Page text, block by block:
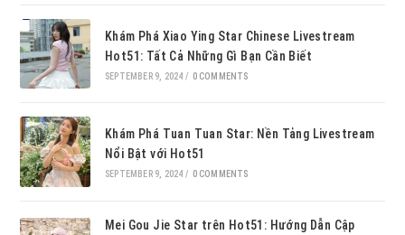
Khám Phá Xiao Ying Star Chinese Livestream
Hot51: Tất Cả Những Gì Bạn Cần Biết
SEPTEMBER 9, 2024 / 0 COMMENTS
Khám Phá Tuan Tuan Star: Nền Tảng Livestream
Nổi Bật với Hot51
SEPTEMBER 9, 2024 / 0 COMMENTS
Mei Gou Jie Star trên Hot51: Hướng Dẫn Cập